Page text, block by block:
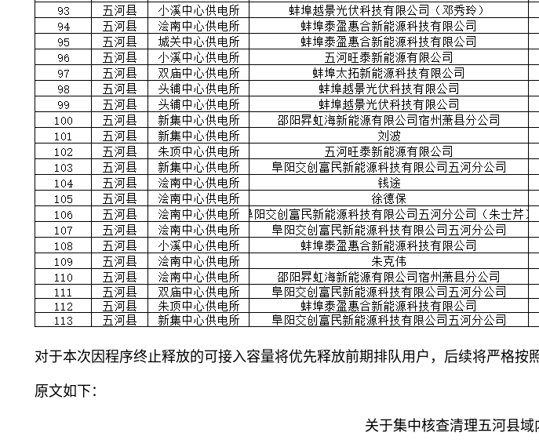
对于本次因程序终止释放的可接入容量将优先释放前期排队用户，后续将严格按
原文如下：
关于集中核查清理五河县